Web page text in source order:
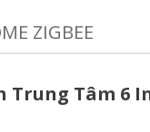
ZIGBEE
Trung Tâm 6